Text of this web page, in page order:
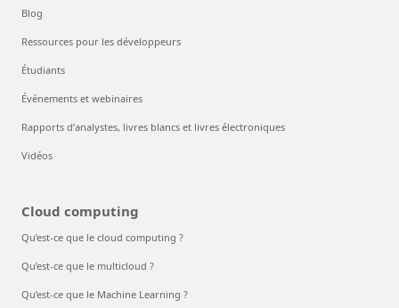
Blog
Ressources pour les développeurs
Étudiants
Événements et webinaires
Rapports d’analystes, livres blancs et livres électroniques
Vidéos
Cloud computing
Qu’est-ce que le cloud computing ?
Qu’est-ce que le multicloud ?
Qu’est-ce que le Machine Learning ?